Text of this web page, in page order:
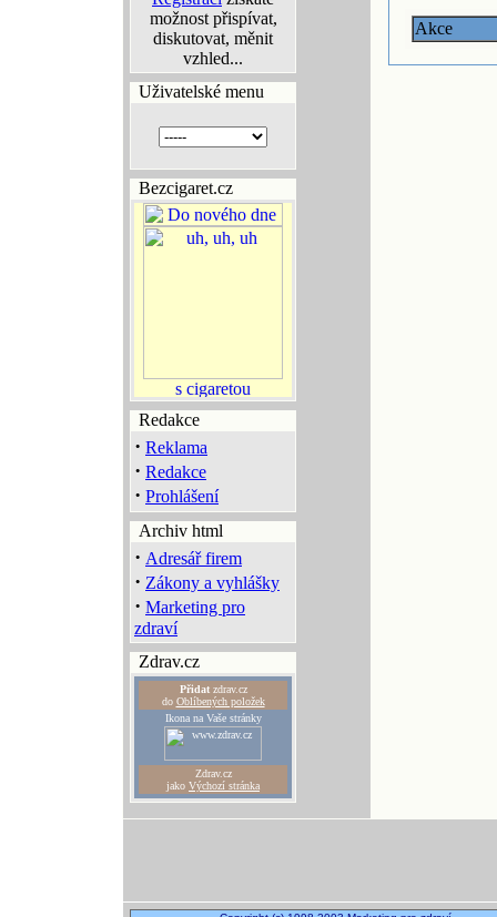
možnost přispívat,
diskutovat, měnit
vzhled...
Uživatelské menu
Bezcigaret.cz
Redakce
· Reklama
· Redakce
· Prohlášení
Archiv html
· Adresář firem
· Zákony a vyhlášky
· Marketing pro
zdraví
Zdrav.cz
Přidatzdrav.cz
do Oblíbených položek
Ikona na Vaše stránky
Zdrav.cz
jako Výchozí stránka
Akce